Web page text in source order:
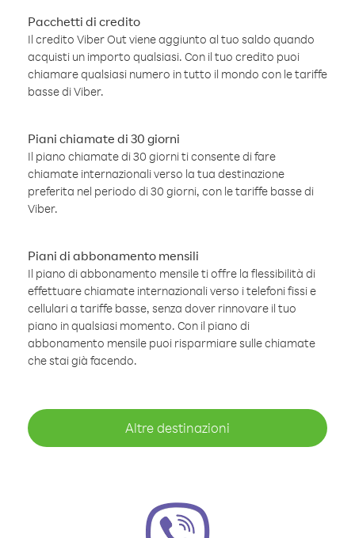
Pacchetti di credito
Il credito Viber Out viene aggiunto al tuo saldo quando
acquisti un importo qualsiasi. Con il tuo credito puoi
chiamare qualsiasi numero in tutto il mondo con le tariffe
basse di Viber.
Piani chiamate di 30 giorni
Il piano chiamate di 30 giorni ti consente di fare
chiamate internazionali verso la tua destinazione
preferita nel periodo di 30 giorni, con le tariffe basse di
Viber.
Piani di abbonamento mensili
Il piano di abbonamento mensile ti offre la flessibilità di
effettuare chiamate internazionali verso i telefoni fissi e
cellulari a tariffe basse, senza dover rinnovare il tuo
piano in qualsiasi momento. Con il piano di
abbonamento mensile puoi risparmiare sulle chiamate
che stai già facendo.
Altre destinazioni